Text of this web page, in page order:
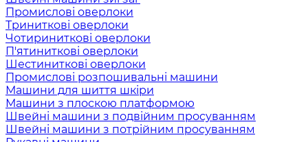
Промислові оверлоки
Триниткові оверлоки
Чотириниткові оверлоки
П'ятиниткові оверлоки
Шестиниткові оверлоки
Промислові розпошивальні машини
Машини для шиття шкіри
Машини з плоскою платформою
Швейні машини з подвійним просуванням
Швейні машини з потрійним просуванням